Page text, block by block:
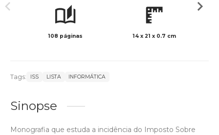
108 páginas 14 x 21 x 0.7 cm
Tags: ISS LISTA INFORMÁTICA
Sinopse
Monografia que estuda a incidência do Imposto Sobre